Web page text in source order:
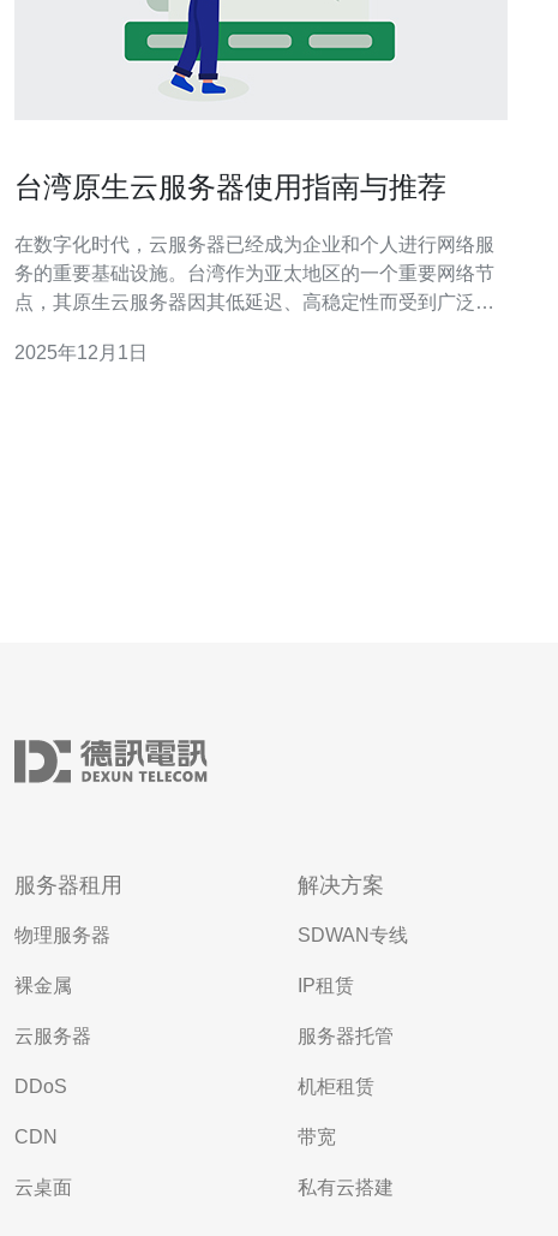
台湾原生云服务器使用指南与推荐
在数字化时代，云服务器已经成为企业和个人进行网络服
务的重要基础设施。台湾作为亚太地区的一个重要网络节
点，其原生云服务器因其低延迟、高稳定性而受到广泛关
推荐。 1. 云服务器的基本概念 云服务器是一种基于云计算
2025年12月1日
服务器租用
物理服务器
裸金属
云服务器
DDoS
CDN
云桌面
解决方案
SDWAN专线
IP租赁
服务器托管
机柜租赁
带宽
私有云搭建